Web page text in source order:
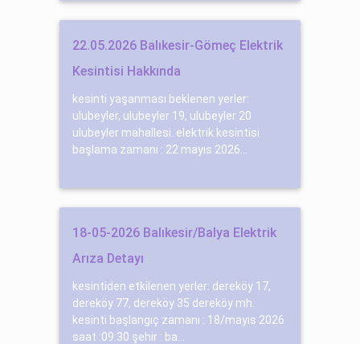
22.05.2026 Balıkesir-Gömeç Elektrik
Kesintisi Hakkında
kesinti yaşanması beklenen yerler:
ulubeyler, ulubeyler 19, ulubeyler 20
ulubeyler mahallesi. elektrik kesintisi
başlama zamanı : 22 mayıs 2026...
18-05-2026 Balıkesir/Balya Elektrik
Arıza Detayı
kesintiden etkilenen yerler: dereköy 17,
dereköy 77, dereköy 35 dereköy mh.
kesinti başlangıç zamanı : 18/mayıs 2026
saat :09:30 şehir : ba...